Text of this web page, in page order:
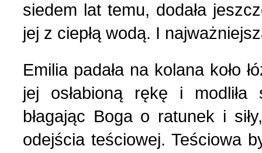
Українська сторінка
siedem lat temu, dodała
jej z ciepłą wodą. I
Emilia padała na kolana koło
jej osłabioną rękę i modliła
błagając Boga o ratunek i
odejścia teściowej. Teściowa